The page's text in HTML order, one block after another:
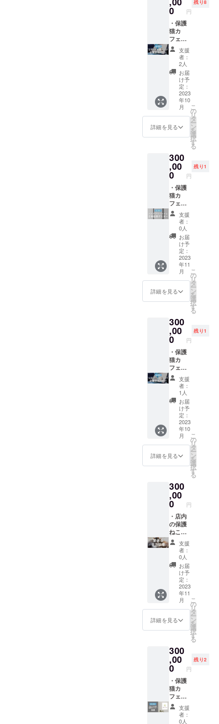
トに記
載する
お名前
に関し
ては、
基本的
に本名
以外も
受け付
けてお
ります
が、下
記の内
容に関
わるも
載でき
ない
ださい
ませ。
※掲載
NG注意
点※ ・
公序良
俗に反
するお
それの
あるも
の ・政
治性ま
たは宗
教性の
あるも
の ・社
につい
ての主
・誇大
または
虚偽の
おそれ
のある
もの ・
第三者
をひぼ
う、中
傷また
は排斥
するも
の ・風
俗営業
および
風俗営
似した
業種に
第三者
の著作
権、財
産権、
プライ
バシー
等を侵
害する
おそれ
のある
もの ・
法令、
規則等
に反す
るもの
・その
する広
告とし
と当店
が認め
るもの
際はHP
等で通
常営業
日をご
確認の
上、事
前にご
予約し
た上で
ご利用
くださ
いま
せ。 ※
チケッ
トの有
効期限
月中旬
予定)～
2024年
10月31
日迄。
※万が一
閉店し
た場合
でも、
返金は
出来か
ねます
のでご
理解く
ださい
ませ。
りにな
るた
め、10
名分チ
ケット
を消費
した形
になり
ます)。
※定休日
や年末
年始、
イベン
ト日な
ど除外
日が出
為、ご
利用の
際はHP
等で通
常営業
日をご
確認の
上、事
前にご
予約し
た上で
ご利用
くださ
いま
せ。 ※
チケッ
トの有
効期限
月中旬
予定)～
2024年
10月31
日迄。
※万が一
閉店し
た場合
でも、
返金は
出来か
ねます
のでご
理解く
ださい
ませ。
かかる
料金が
最大60
分まで
ご自身
で楽し
める1名
様分の
チケッ
トを送
付(1ド
リンク
付き)。
・最大5
名様ま
でお店
の営業
時間内
貸切り
が可能
なチ
ケット
を送付
(1名様
ごとに1
ドリン
ク付
き)。 ※1
名様分
のチ
ケット
と、最
大5名様
分のチ
ケット
は別々
の枠で
利用可
ざいま
す。 ※5
名様分
までの1
時間貸
切りチ
ケット
となり
ます
が、分
散して
利用す
ること
は出来
ません
のでご
了承く
ださい
ませ
(例：4
も2時間
は貸切
りにな
るた
め、5名
分チ
ケット
を消費
した形
になり
ます)。
※定休日
や年末
年始、
イベン
ト日な
ど除外
日が出
てくる
場合も
為、ご
利用の
際はHP
等で通
常営業
日をご
確認の
上、事
前にご
予約し
0 円
残り8
・保護
猫カ
フェの
公式
ホーム
ページ
の特設
協賛
ページ
にて、
企業様
や個人
様のバ
ナーリ
ンクや
お名前
致しま
す(最大
2年
間)。 ※
お名前
等、非
公開希
望の方
などご
相談く
ださい
ませ。
※支援
時、必
ず備考
欄に掲
載を希
望され
るお名
前をご
ださ
い。 ※
バナー
サイズ
は、
300px ×
250px
前後と
なる予
定です
が、プ
ロジェ
クト終
了後に
デザイ
ン等も
含め
メール
にてご
相談致
す。 ※
保護猫
カフェ
の公式
ホーム
ページ
に特設
の協賛
ページ
を作成
し、ご
支援頂
きまし
た企業
様や個
人様の
ロゴや
バ
ナー、
お名前
サイズ
にてリ
ンクを
付与し
て掲載
致しま
す。 ※
掲載NG
注意点※
・公序
支援
者：
2人
お届
け予
定：
2023
年10
月
詳細を見る
こ
の
リ
タ
ー
ン
を
選
択
す
る
300
,00
0 円
残り1
・保護
猫カ
フェ店
内のバ
リアフ
リート
イレ内
の額縁
に企業
様や
サービ
ス名等
のポス
ター等
を最大2
年間掲
ます。
※水周り
工事会
社様や
リ
フォー
ム会社
様、
メー
カー様
におす
すめで
す。 ※
サイズ
等に関
して
は、プ
ロジェ
クト終
了後に
させて
いただ
きます
(イメー
ジはA1
サイズ
を想定
してお
ります
が、ト
イレの
仕様に
より変
更とな
る場合
がござ
いま
す)。 ※
掲載NG
注意点※
良俗に
反する
おそれ
のある
もの ・
政治性
または
宗教性
のある
もの ・
支援
者：
0人
お届
け予
定：
2023
年11
月
詳細を見る
こ
の
リ
タ
ー
ン
を
選
択
す
る
300
,00
0 円
残り1
・保護
猫カ
フェの
公式
ホーム
ページ
のTOP
ページ
にて、
企業様
や個人
様のバ
ナーリ
ンクや
お名前
を掲載
す(最大
2年
間)。 ※
お名前
等、非
公開希
望の方
などご
相談く
ださい
ませ。
※支援
時、必
ず備考
欄に掲
載を希
望され
るお名
前をご
記入く
い。 ※
バナー
サイズ
は、
300px ×
250px
前後と
なる予
定です
が、プ
支援
者：
1人
お届
け予
定：
2023
年10
月
詳細を見る
こ
の
リ
タ
ー
ン
を
選
択
す
る
300
,00
0 円
・店内
の保護
ねこた
ちの写
真付き
お礼
メール
を送付
させて
いただ
きま
す。 ・
オープ
ン後
に、保
護猫カ
入場・
利用に
かかる
料金が
最大120
分まで
ご自身
で楽し
める2名
様分の
支援
者：
0人
お届
け予
定：
2023
年11
月
詳細を見る
こ
の
リ
タ
ー
ン
を
選
択
す
る
300
,00
0 円
残り2
・保護
猫カ
フェ入
り口す
ぐに、
A1サイ
支援
者：
0人